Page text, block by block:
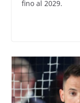
fino al 2029.